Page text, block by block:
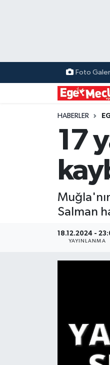
Foto
HABERLER
17
Salman
18.12.2024 -
YAYINLANMA
EKONOMİ
GÜNCEL
ÖZEL HABER
POLİTİKA
Programlar